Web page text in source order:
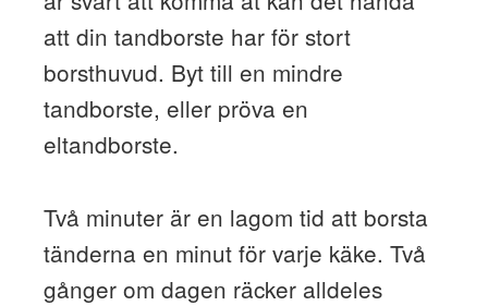
att din tandborste har för stort
borsthuvud. Byt till en mindre
tandborste, eller pröva en
eltandborste.
Två minuter är en lagom tid att borsta
tänderna en minut för varje käke. Två
gånger om dagen räcker alldeles